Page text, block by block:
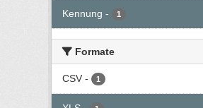
Kennung - 1
Formate
CSV - 1